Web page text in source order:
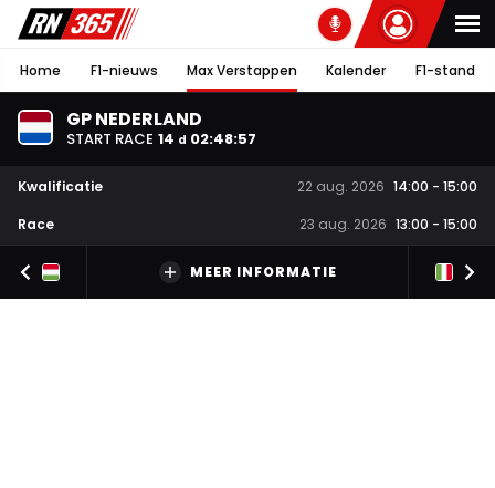
Home F1-nieuws Max Verstappen Kalender F1-stand
GP NEDERLAND
START RACE 14 d 02:48:57
Kwalificatie 22 aug. 2026 14:00 - 15:00
Race
23 aug. 2026 13:00 - 15:00
MEER INFORMATIE